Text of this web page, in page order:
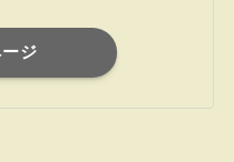
ジ